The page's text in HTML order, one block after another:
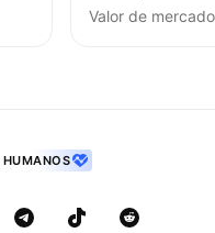
Valor de mercado